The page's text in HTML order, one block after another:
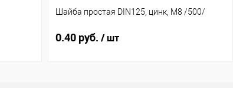
Шайба простая DIN125, цинк, М8 /500/
0.40 руб. / шт